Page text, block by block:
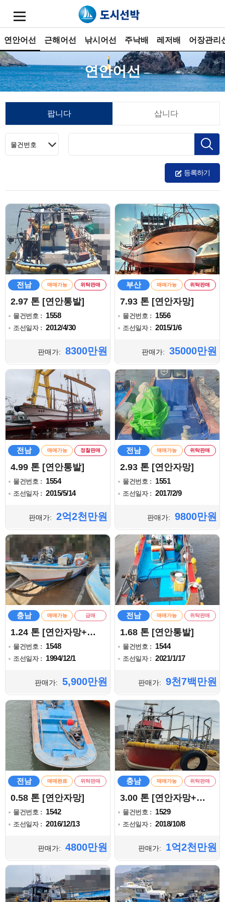
연안어선 근해어선 낚시어선 주낙배 레저배 어장관리
연안어선
팝니다 삽니다
등록하기
전남 매매가능 위탁판매
2.97 톤 [연안통발]
물건번호 : 1558
조선일자 : 2012/4/30
판매가: 8300만원
부산 매매가능 위탁판매
7.93 톤 [연안자망]
물건번호 : 1556
조선일자 : 2015/1/6
판매가: 35000만원
전남 매매가능 정찰판매
4.99 톤 [연안통발]
물건번호 : 1554
조선일자 : 2015/5/14
판매가: 2억2천만원
전남 매매가능 위탁판매
2.93 톤 [연안자망]
물건번호 : 1551
조선일자 : 2017/2/9
판매가: 9800만원
충남 매매가능 급매
1.24 톤 [연안자망+복합]
물건번호 : 1548
조선일자 : 1994/12/1
판매가: 5,900만원
전남 매매가능 위탁판매
1.68 톤 [연안통발]
물건번호 : 1544
조선일자 : 2021/1/17
판매가: 9천7백만원
전남 매매완료 위탁판매
0.58 톤 [연안자망]
물건번호 : 1542
조선일자 : 2016/12/13
판매가: 4800만원
충남 매매가능 위탁판매
3.00 톤 [연안자망+복합]
물건번호 : 1529
조선일자 : 2018/10/8
판매가: 1억2천만원